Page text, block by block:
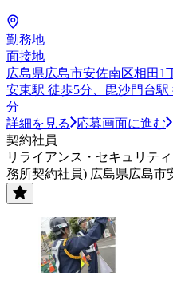
勤務地
面接地
広島県広島市安佐南区相田1
安東駅 徒歩5分、毘沙門台
分
詳細を見る
応募画面に進む
契約社員
リライアンス・セキュリテ
務所契約社員) 広島県広島市